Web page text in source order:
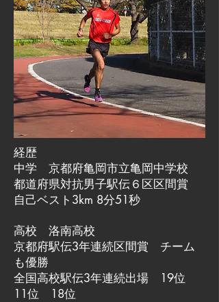
経歴
中学 京都府亀岡市立亀岡中学校
都道府県対抗男子駅伝６区区間賞
自己ベスト3km 8分51秒
高校 洛南高校
京都府駅伝3年連続区間賞 チーム
も優勝
全国高校駅伝3年連続出場 19位
11位 18位